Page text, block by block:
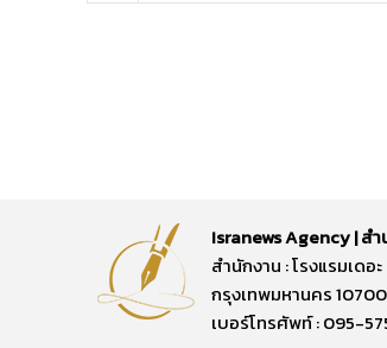
Isranews Agency | ส
สำนักงาน : โรงแรมเด
กรุงเทพมหานคร 10700
เบอร์โทรศัพท์ : 095-